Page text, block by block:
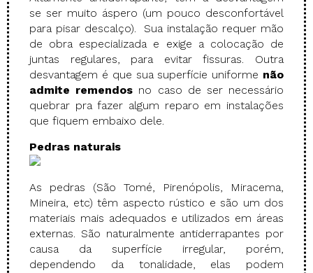
se ser muito áspero (um pouco desconfortável
para pisar descalço). Sua instalação requer mão
de obra especializada e exige a colocação de
juntas regulares, para evitar fissuras. Outra
desvantagem é que sua superfície uniforme não
admite remendos no caso de ser necessário
quebrar pra fazer algum reparo em instalações
que fiquem embaixo dele.
Pedras naturais
As pedras (São Tomé, Pirenópolis, Miracema,
Mineira, etc) têm aspecto rústico e são um dos
materiais mais adequados e utilizados em áreas
externas. São naturalmente antiderrapantes por
causa da superfície irregular, porém,
dependendo da tonalidade, elas podem